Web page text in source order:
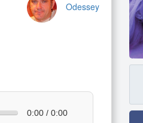
Odessey
0:00 / 0:00